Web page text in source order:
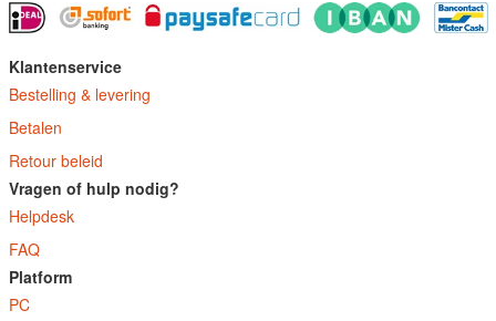
Klantenservice
Bestelling & levering
Betalen
Retour beleid
Vragen of hulp nodig?
Helpdesk
FAQ
Platform
PC